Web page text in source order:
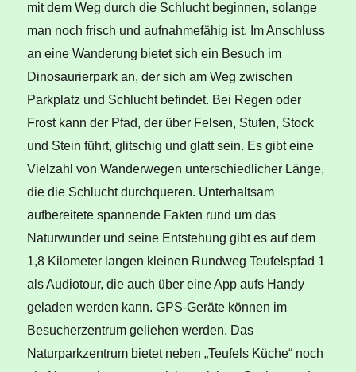
mit dem Weg durch die Schlucht beginnen, solange
man noch frisch und aufnahmefähig ist. Im Anschluss
an eine Wanderung bietet sich ein Besuch im
Dinosaurierpark an, der sich am Weg zwischen
Parkplatz und Schlucht befindet. Bei Regen oder
Frost kann der Pfad, der über Felsen, Stufen, Stock
und Stein führt, glitschig und glatt sein. Es gibt eine
Vielzahl von Wanderwegen unterschiedlicher Länge,
die die Schlucht durchqueren. Unterhaltsam
aufbereitete spannende Fakten rund um das
Naturwunder und seine Entstehung gibt es auf dem
1,8 Kilometer langen kleinen Rundweg Teufelspfad 1
als Audiotour, die auch über eine App aufs Handy
geladen werden kann. GPS-Geräte können im
Besucherzentrum geliehen werden. Das
Naturparkzentrum bietet neben „Teufels Küche“ noch